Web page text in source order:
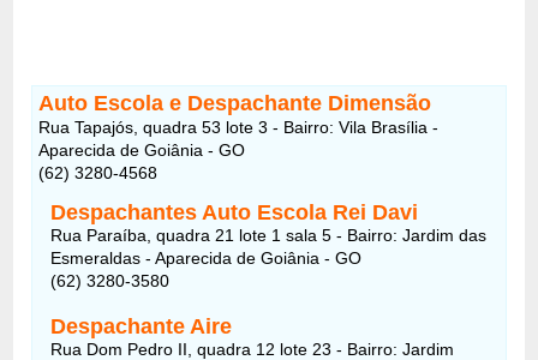
Auto Escola e Despachante Dimensão
Rua Tapajós, quadra 53 lote 3 - Bairro: Vila Brasília -
Aparecida de Goiânia - GO
(62) 3280-4568
Despachantes Auto Escola Rei Davi
Rua Paraíba, quadra 21 lote 1 sala 5 - Bairro: Jardim das
Esmeraldas - Aparecida de Goiânia - GO
(62) 3280-3580
Despachante Aire
Rua Dom Pedro II, quadra 12 lote 23 - Bairro: Jardim